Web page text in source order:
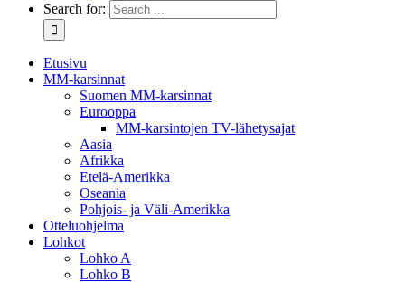
Search for:
Etusivu
MM-karsinnat
Suomen MM-karsinnat
Eurooppa
MM-karsintojen TV-lähetysajat
Aasia
Afrikka
Etelä-Amerikka
Oseania
Pohjois- ja Väli-Amerikka
Otteluohjelma
Lohkot
Lohko A
Lohko B